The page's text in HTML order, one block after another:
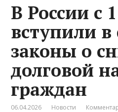
В России с
вступили в
законы о
долговой
граждан
06.04.2026 Новости